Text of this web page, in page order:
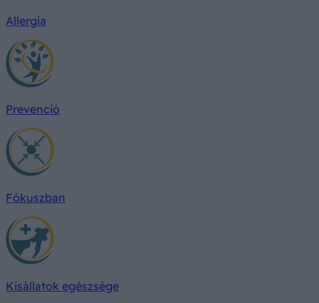
Allergia
Prevenció
Fókuszban
Kisállatok egészsége